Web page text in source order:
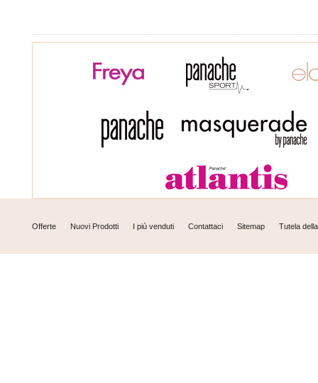
Offerte Nuovi Prodotti I più venduti Contattaci Sitemap Tutela